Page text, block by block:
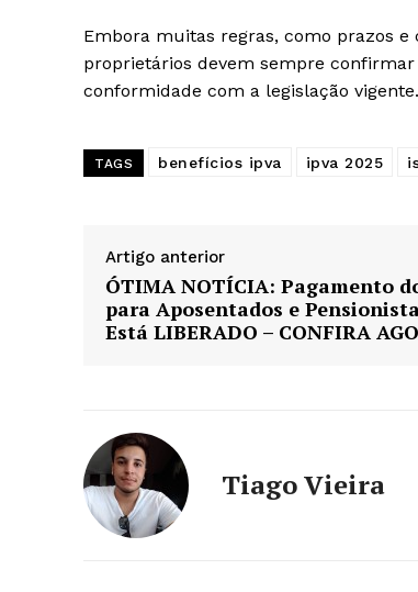
Embora muitas regras, como prazos
proprietários devem sempre
conformidade com a legislação vigente.
TAGS benefícios ipva ipva 2025
Artigo anterior
ÓTIMA NOTÍCIA: Pagamento
para Aposentados e
Está LIBERADO – CONFIRA
Tiago Vieira